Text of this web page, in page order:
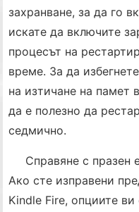
захранване, за да го
искате да включите
процесът на
време. За да
на изтичане на
да е полезно да
седмично.
Справяне с празен
Ако сте изправени
Kindle Fire, опциите